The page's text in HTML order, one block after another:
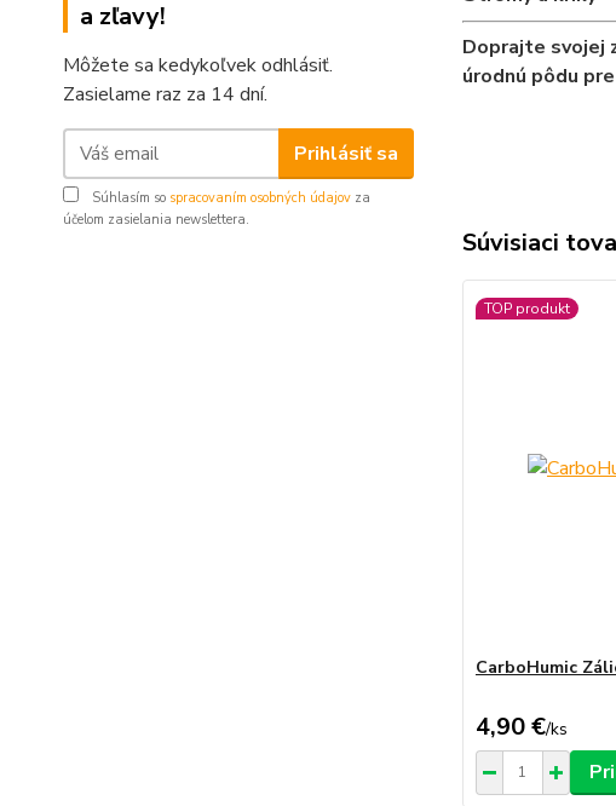
a zľavy!
Môžete sa kedykoľvek odhlásiť.
Zasielame raz za 14 dní.
Prihlásiť sa
Súhlasím so spracovaním osobných údajov za
účelom zasielania newslettera.
Doprajte svojej
úrodnú pôdu
Súvisiaci
TOP produkt
CarboHumic
4,90 €/ks